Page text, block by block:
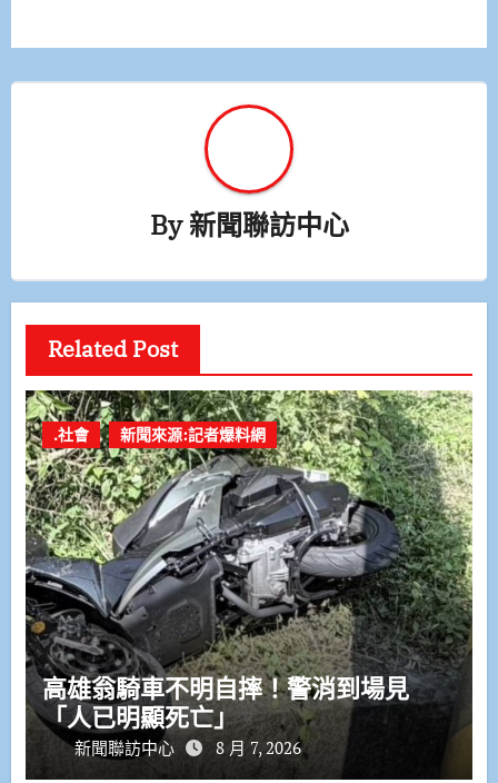
By新聞聯訪中心
Related Post
.社會 新聞來源:記者爆料網
高雄翁騎車不明自摔！警消到場見
「人已明顯死亡」
新聞聯訪中心 8 月 7, 2026